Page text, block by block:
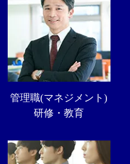
管理職(マネジメント)
研修・教育